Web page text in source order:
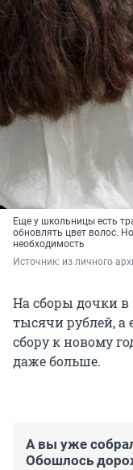
Еще у школьницы есть
обновлять цвет волос.
необходимость
Источник: из личного
На сборы дочки
тысячи рублей, а
сбору к новому
даже больше.
А вы уже
Обошлось